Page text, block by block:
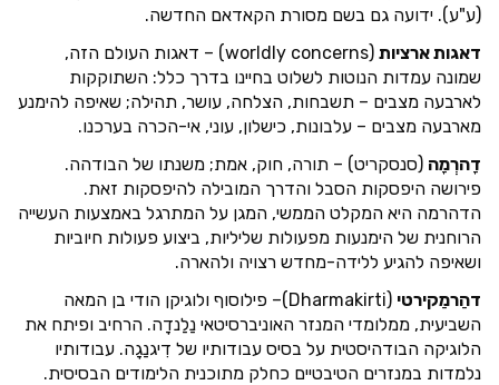
(ע"ע). ידועה גם בשם מסורת הקאדאם החדשה.
דאגות ארציות
(worldly concerns) – דאגות העולם הזה,
שמונה עמדות הנוטות לשלוט בחיינו בדרך כלל: השתוקקות
לארבעה מצבים – תשבחות, הצלחה, עושר, תהילה; שאיפה להימנע
מארבעה מצבים – עלבונות, כישלון, עוני, אי-הכרה בערכנו.
דָהרְמָה (סנסקריט) – תורה, חוק, אמת; משנתו של הבודהה.
פירושה היפסקות הסבל והדרך המובילה להיפסקות זאת.
הדהרמה היא המקלט הממשי, המגן על המתרגל באמצעות העשייה
הרוחנית של הימנעות מפעולות שליליות, ביצוע פעולות חיוביות
ושאיפה להגיע ללידה-מחדש רצויה ולהארה.
דהַרמַקירטי
(Dharmakirti)– פילוסוף ולוגיקן הודי בן המאה
השביעית, ממלומדי המנזר האוניברסיטאי נַלַנדָה. הרחיב ופיתח את
הלוגיקה הבודהיסטית על בסיס עבודותיו של דִיגנַגָה. עבודותיו
נלמדות במנזרים הטיבטיים כחלק מתוכנית הלימודים הבסיסית.